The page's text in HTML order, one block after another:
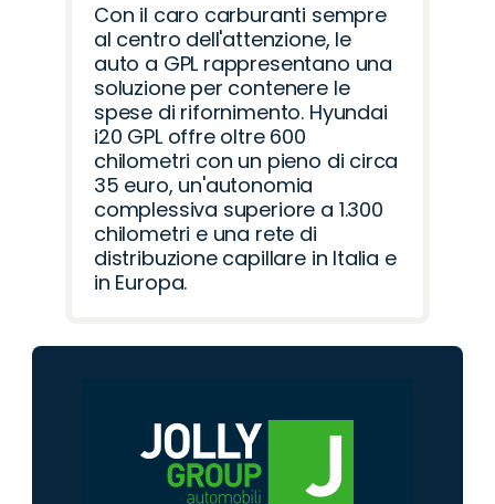
Con il caro carburanti sempre
al centro dell'attenzione, le
auto a GPL rappresentano una
soluzione per contenere le
spese di rifornimento. Hyundai
i20 GPL offre oltre 600
chilometri con un pieno di circa
35 euro, un'autonomia
complessiva superiore a 1.300
chilometri e una rete di
distribuzione capillare in Italia e
in Europa.